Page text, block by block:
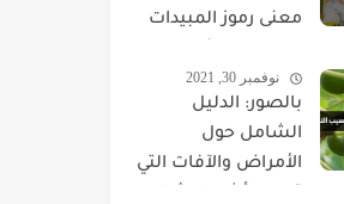
معنى رموز المبيدات
وطريقة استخدامها
بالتفصيل
نوفمبر 30, 2021
بالصور: الدليل
الشامل حول
الأمراض والآفات التي